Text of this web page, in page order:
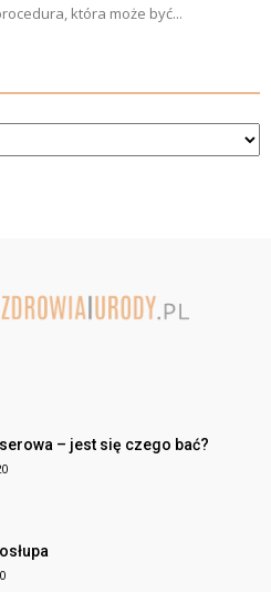
która może być...
– jest się czego bać?